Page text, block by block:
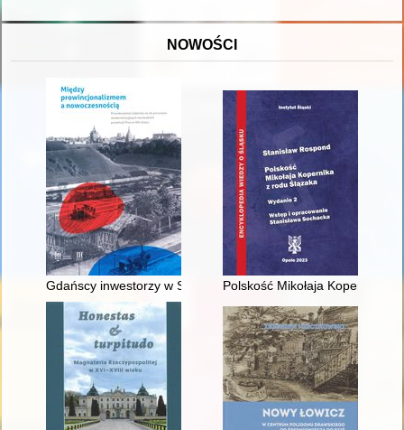
NOWOŚCI
Gdańscy inwestorzy w Sopocie : prestiż finansowy i
Polskość Mikołaja Kopernika z